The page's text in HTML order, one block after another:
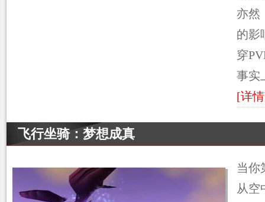
亦然
的影
穿
事实
[详
飞行坐骑：梦想成真
当你
从空